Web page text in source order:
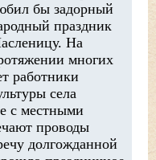
бы задорный
праздник
На
многих
работники
села
с местными
проводы
долгожданной